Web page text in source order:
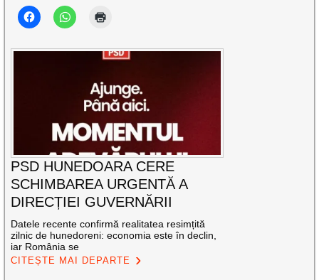
PSD HUNEDOARA CERE
SCHIMBAREA URGENTĂ A
DIRECȚIEI GUVERNĂRII
Datele recente confirmă realitatea resimțită
zilnic de hunedoreni: economia este în declin,
iar România se
CITEȘTE MAI DEPARTE